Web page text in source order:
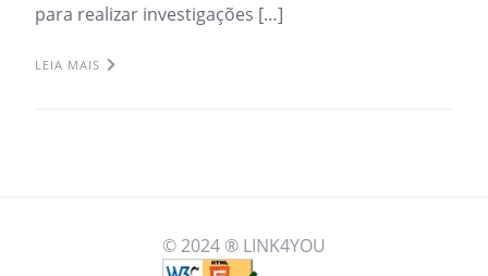
para realizar investigações […]
LEIA MAIS
© 2024 ® LINK4YOU